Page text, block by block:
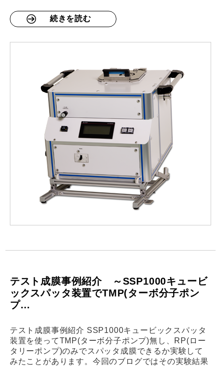
続きを読む
テスト成膜事例紹介 ～SSP1000キュービ
ックスパッタ装置でTMP(ターボ分子ポン
プ…
テスト成膜事例紹介 SSP1000キュービックスパッタ
装置を使ってTMP(ターボ分子ポンプ)無し、RP(ロー
タリーポンプ)のみでスパッタ成膜できるか実験して
みたことがあります。今回のブログではその実験結果